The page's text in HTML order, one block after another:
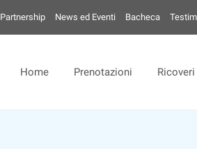
Partnership News ed Eventi Bacheca
Home Prenotazioni Ricoveri